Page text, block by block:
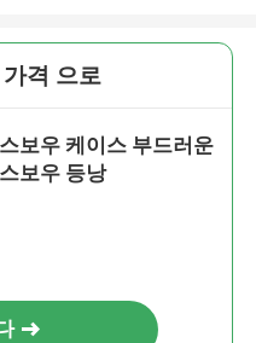
격 으로
보우 케이스 부드러운
보우 등낭